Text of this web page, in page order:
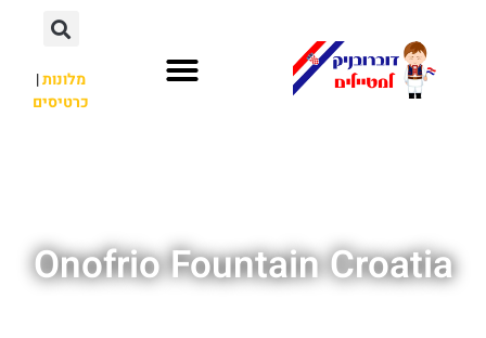
מלונות|
כרטיסים
Onofrio Fountain Croatia